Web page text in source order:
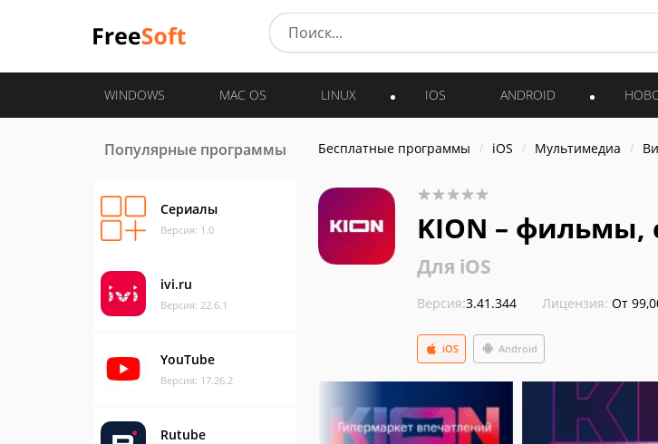
WINDOWS MAC OS LINUX IOS ANDROID
Популярные программы
Сериалы
Версия: 1.0
ivi.ru
Версия: 22.6.1
YouTube
Версия: 17.26.2
Rutube
Бесплатные программы iOS Мультимедиа
KION – фильмы,
Для iOS
Версия:3.41.344 Лицензия: От
Android
iOS